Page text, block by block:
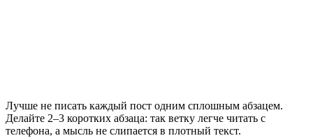
Лучше не писать каждый пост одним сплошным абзацем.
Делайте 2–3 коротких абзаца: так ветку легче читать с
телефона, а мысль не слипается в плотный текст.